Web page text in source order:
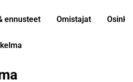
ennusteet Omistajat Osinko